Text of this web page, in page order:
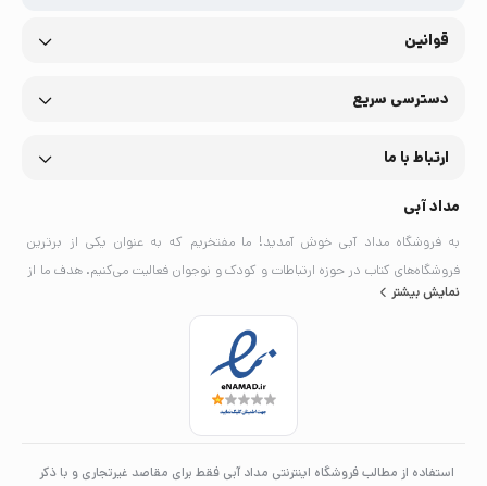
قوانین
دسترسی سریع
ارتباط با ما
مداد آبی
به فروشگاه مداد آبی خوش آمدید! ما مفتخریم که به عنوان یکی از برترین
فروشگاه‌های کتاب در حوزه ارتباطات و کودک و نوجوان فعالیت می‌کنیم. هدف ما از
تأسیس این فروشگاه، فراهم کردن بستری مناسب برای دسترسی به کتاب‌هایی با
کیفیت و مفید در این زمینه‌هاست.
نمایش بیشتر
استفاده از مطالب فروشگاه اینترنتی مداد آبی فقط برای مقاصد غیرتجاری و با ذکر